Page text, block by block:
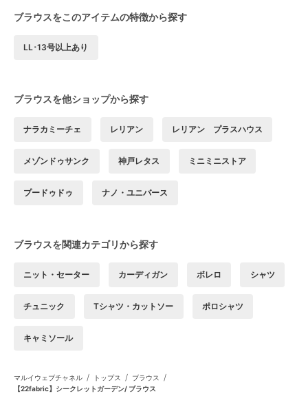
ブラウスをこのアイテムの特徴から探す
LL･13号以上あり
ブラウスを他ショップから探す
ナラカミーチェ レリアン レリアン プラスハウス
メゾンドゥサンク 神戸レタス ミニミニストア
プードゥドゥ ナノ・ユニバース
ブラウスを関連カテゴリから探す
ニット・セーター カーディガン ボレロ シャツ
チュニック Tシャツ・カットソー ポロシャツ
キャミソール
マルイウェブチャネル / トップス / ブラウス /
【22fabric】シークレットガーデン/ ブラウス